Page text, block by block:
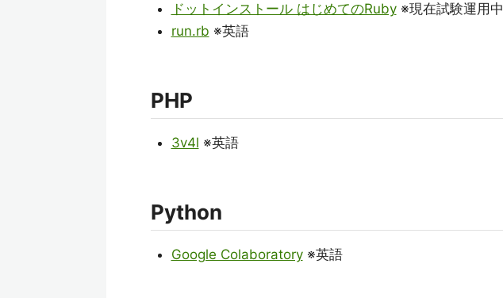
ドットインストール はじめてのRuby※現在試験運用中
run.rb ※英語
PHP
3v4l ※英語
Python
Google Colaboratory※英語